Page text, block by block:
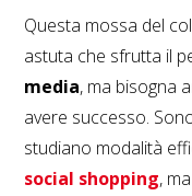
Questa mossa del
astuta che sfrutta il
media, ma bisogna
avere successo.
studiano modalità
social shopping,